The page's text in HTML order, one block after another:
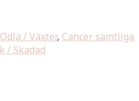
/ Växter, Cancer samtliga
/ Skadad